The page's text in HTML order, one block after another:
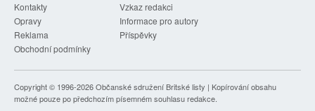
Kontakty
Vzkaz redakci
Opravy
Informace pro autory
Reklama
Příspěvky
Obchodní podmínky
Copyright © 1996-2026Občanské sdružení Britské listy | Kopírování obsahu
možné pouze po předchozím písemném souhlasu redakce.